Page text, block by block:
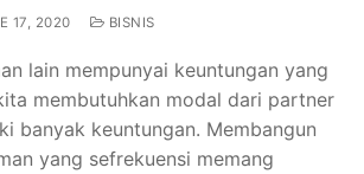
17, 2020 BISNIS
lain mempunyai keuntungan yang
membutuhkan modal dari partner
banyak keuntungan. Membangun
yang sefrekuensi memang